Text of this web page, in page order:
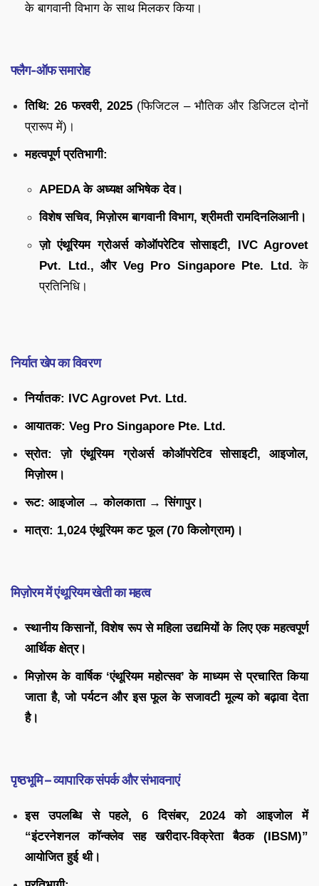
के बागवानी विभाग के साथ मिलकर किया।
फ्लैग-ऑफ समारोह
तिथि: 26 फरवरी, 2025 (फिजिटल – भौतिक और डिजिटल दोनों
प्रारूप में)।
महत्वपूर्ण प्रतिभागी:
APEDA के अध्यक्ष अभिषेक देव।
विशेष सचिव, मिज़ोरम बागवानी विभाग, श्रीमती रामदिनलिआनी।
ज़ो एंथूरियम ग्रोअर्स कोऑपरेटिव सोसाइटी, IVC Agrovet
Pvt. Ltd., और Veg Pro Singapore Pte. Ltd. के
प्रतिनिधि।
निर्यात खेप का विवरण
निर्यातक: IVC Agrovet Pvt. Ltd.
आयातक: Veg Pro Singapore Pte. Ltd.
स्रोत:
ज़ो एंथूरियम ग्रोअर्स कोऑपरेटिव सोसाइटी, आइजोल,
मिज़ोरम।
रूट: आइजोल → कोलकाता → सिंगापुर।
मात्रा: 1,024 एंथूरियम कट फूल (70 किलोग्राम)।
मिज़ोरम में एंथूरियम खेती का महत्व
स्थानीय किसानों, विशेष रूप से महिला उद्यमियों के लिए एक महत्वपूर्ण
आर्थिक क्षेत्र।
मिज़ोरम के वार्षिक ‘एंथूरियम महोत्सव’ के माध्यम से प्रचारित किया
जाता है, जो पर्यटन और इस फूल के सजावटी मूल्य को बढ़ावा देता
है।
पृष्ठभूमि – व्यापारिक संपर्क और संभावनाएं
इस उपलब्धि से पहले, 6 दिसंबर, 2024 को आइजोल में
“इंटरनेशनल कॉन्क्लेव सह खरीदार-विक्रेता बैठक (IBSM)”
आयोजित हुई थी।